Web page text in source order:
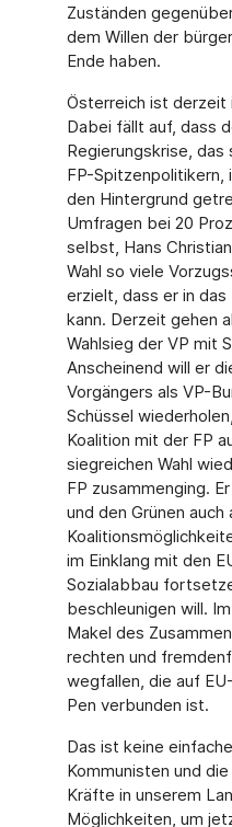
Zuständen
dem Willen der
Ende haben.
Österreich ist derzeit
Dabei fällt auf, dass
Regierungskrise, das
FP-Spitzenpolitikern,
den Hintergrund
Umfragen bei 20
selbst, Hans
Wahl so viele
erzielt, dass er in
kann. Derzeit gehen
Wahlsieg der VP mit
Anscheinend will er
Vorgängers als VP-
Schüssel
Koalition mit der FP
siegreichen Wahl
FP zusammenging.
und den Grünen auch
im Einklang mit den
Sozialabbau
beschleunigen will.
Makel des
rechten und
wegfallen, die auf
Pen verbunden ist.
Das ist keine
Kommunisten und
Kräfte in unserem
Möglichkeiten, um